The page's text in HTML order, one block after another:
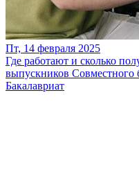
Пт, 14 февраля 2025
Где работают и сколько
выпускников
Бакалавриат